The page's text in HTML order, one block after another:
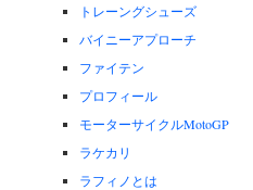
トレーングシューズ
バイニーアプローチ
ファイテン
プロフィール
モーターサイクルMotoGP
ラケカリ
ラフィノとは